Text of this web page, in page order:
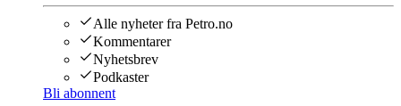
Alle nyheter fra Petro.no
Kommentarer
Nyhetsbrev
Podkaster
Bli abonnent